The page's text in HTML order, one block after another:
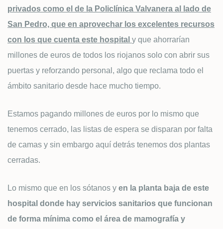
privados como el de la Policlínica Valvanera al lado de
San Pedro, que en aprovechar los excelentes recursos
con los que cuenta este hospital y que ahorrarían
millones de euros de todos los riojanos solo con abrir sus
puertas y reforzando personal, algo que reclama todo el
ámbito sanitario desde hace mucho tiempo.
Estamos pagando millones de euros por lo mismo que
tenemos cerrado, las listas de espera se disparan por falta
de camas y sin embargo aquí detrás tenemos dos plantas
cerradas.
Lo mismo que en los sótanos y en la planta baja de este
hospital donde hay servicios sanitarios que funcionan
de forma mínima como el área de mamografía y